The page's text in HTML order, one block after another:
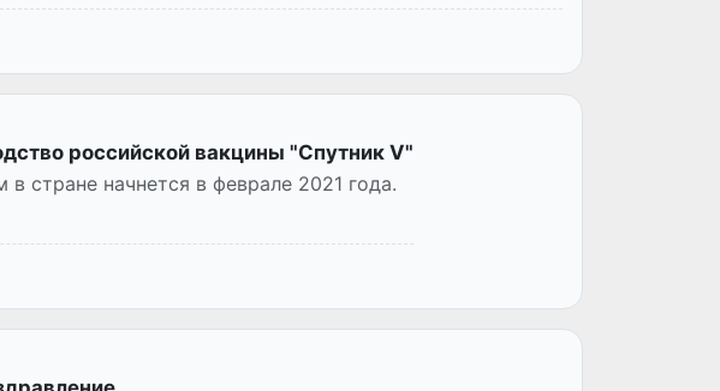
российской вакцины "Спутник V"
стране начнется в феврале 2021 года.